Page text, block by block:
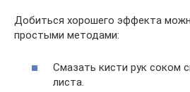
Добиться хорошего эффекта
простыми методами:
Смазать кисти рук соком
листа.